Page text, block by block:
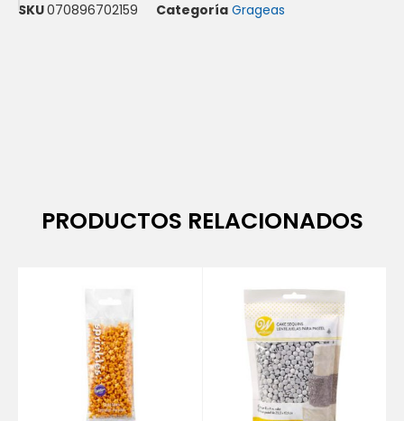
SKU070896702159 Categoría Grageas
PRODUCTOS RELACIONADOS